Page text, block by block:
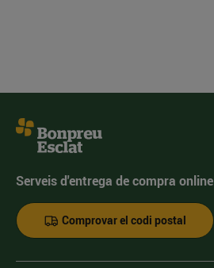
Serveis d'entrega de compra online
Comprovar el codi postal